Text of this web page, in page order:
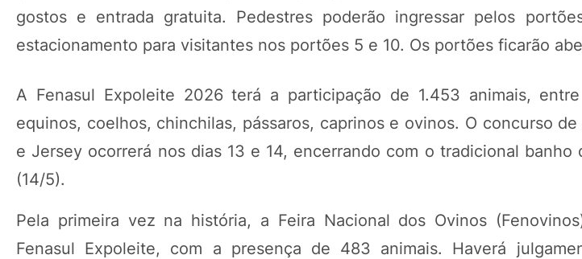
gostos e entrada gratuita. Pedestres poderão ingressar pelos
estacionamento para visitantes nos portões 5 e 10. Os portões ficarão
A Fenasul Expoleite 2026 terá a participação de 1.453 animais,
equinos, coelhos, chinchilas, pássaros, caprinos e ovinos. O concurso
e Jersey ocorrerá nos dias 13 e 14, encerrando com o tradicional
(14/5).
Pela primeira vez na história, a Feira Nacional dos Ovinos
Fenasul Expoleite, com a presença de 483 animais. Haverá